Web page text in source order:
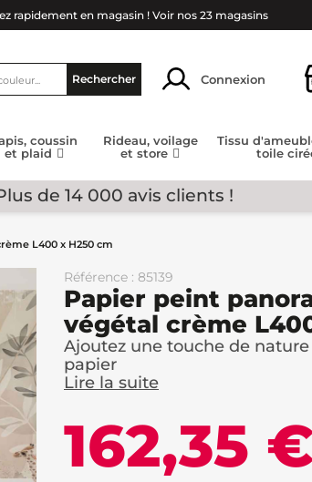
rapidement en magasin ! Voir nos 23 magasins
Rechercher Connexion
coussin
et plaid
Rideau, voilage
et store
Tissu
toile
Plus de 14 000 avis clients !
L400 x H250 cm
Référence : 85139
Papier peint
végétal crème
Ajoutez une touche de
papier
Lire la suite
162,35